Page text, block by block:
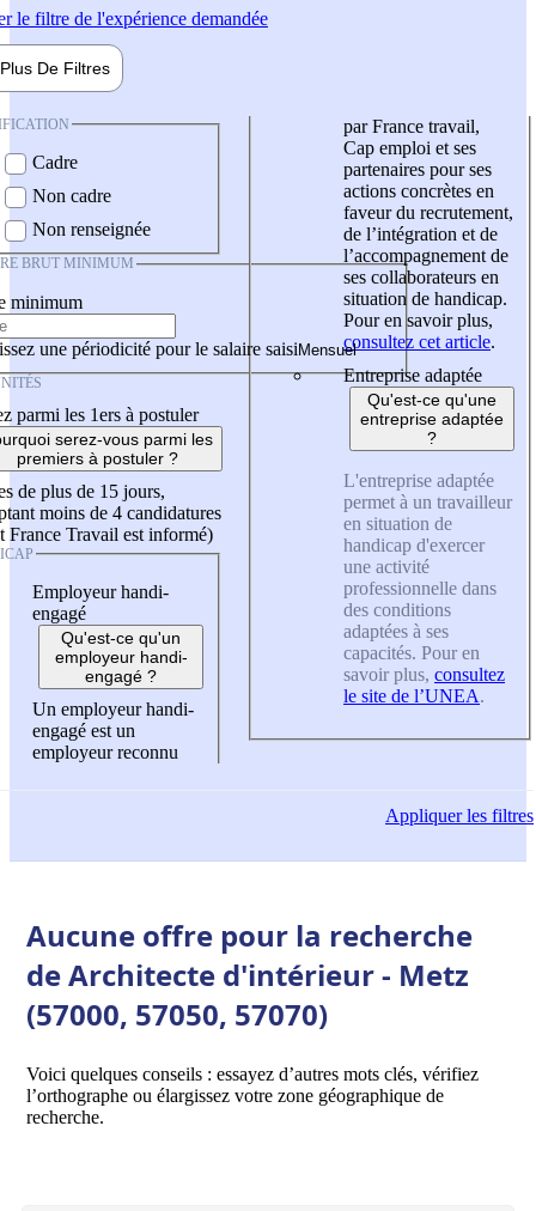
le filtre de l'expérience demandée
Plus De Filtres
Cadre
Non cadre
Non renseignée
BRUT MINIMUM
minimum
une périodicité pour le salaire saisi
parmi les 1ers à postuler
serez-vous parmi les
premiers à postuler ?
de plus de 15 jours,
moins de 4 candidatures
France Travail est informé)
Employeur handi-
engagé
Qu'est-ce qu'un
employeur handi-
engagé ?
Un employeur handi-
engagé est un
employeur reconnu
par France travail,
Cap emploi et ses
partenaires pour ses
actions concrètes en
faveur du recrutement,
de l’intégration et de
l’accompagnement de
ses collaborateurs en
situation de handicap.
Pour en savoir plus,
consultez cet article.
Entreprise adaptée
Qu'est-ce qu'une
entreprise adaptée
?
L'entreprise adaptée
permet à un travailleur
en situation de
handicap d'exercer
une activité
professionnelle dans
des conditions
adaptées à ses
capacités. Pour en
savoir plus, consultez
le site de l’UNEA.
Appliquerles filtres
Aucune offre pour la recherche
de Architecte d'intérieur - Metz
(57000, 57050, 57070)
Voici quelques conseils : essayez d’autres mots clés, vérifiez
l’orthographe ou élargissez votre zone géographique de
recherche.